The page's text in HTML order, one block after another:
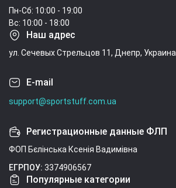
Пн-Сб: 10:00 - 19:00
Вс: 10:00 - 18:00
Наш адрес
ул. Сечевых Стрельцов 11, Днепр, Украина
E-mail
support@sportstuff.com.ua
Регистрационные данные ФЛП
ФОП Бєлінська Ксенія Вадимівна
ЕГРПОУ: 3374906567
Популярные категории